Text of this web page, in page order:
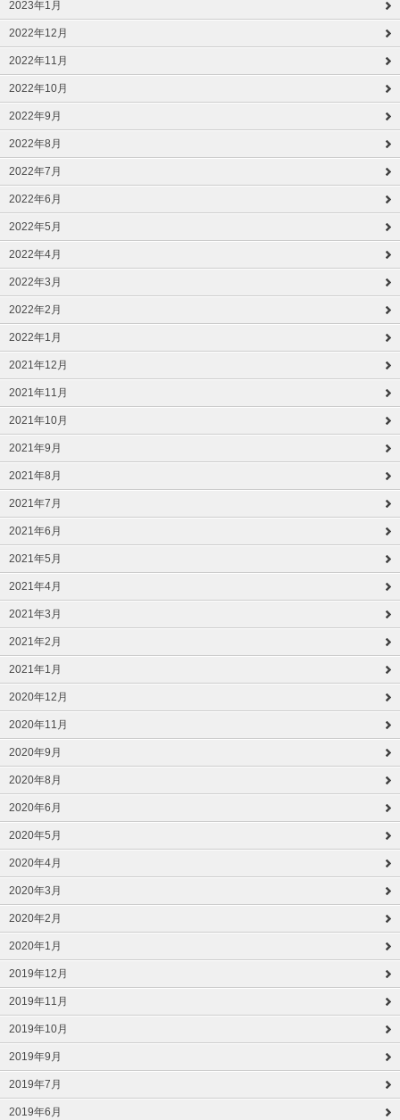
2023年1月
2022年12月
2022年11月
2022年10月
2022年9月
2022年8月
2022年7月
2022年6月
2022年5月
2022年4月
2022年3月
2022年2月
2022年1月
2021年12月
2021年11月
2021年10月
2021年9月
2021年8月
2021年7月
2021年6月
2021年5月
2021年4月
2021年3月
2021年2月
2021年1月
2020年12月
2020年11月
2020年9月
2020年8月
2020年6月
2020年5月
2020年4月
2020年3月
2020年2月
2020年1月
2019年12月
2019年11月
2019年10月
2019年9月
2019年7月
2019年6月